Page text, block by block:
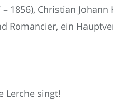
1856), Christian
Romancier, ein
Lerche singt!